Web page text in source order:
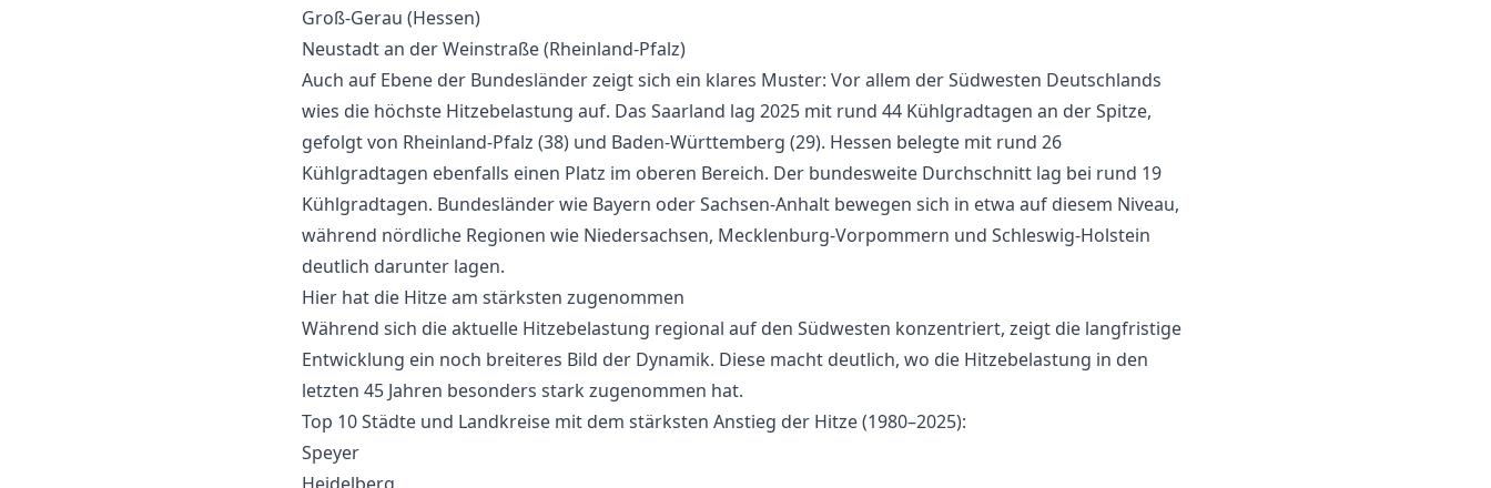
Groß-Gerau (Hessen)
Neustadt an der Weinstraße (Rheinland-Pfalz)
Auch auf Ebene der Bundesländer zeigt sich ein klares Muster: Vor allem der Südwesten Deutschlands
wies die höchste Hitzebelastung auf. Das Saarland lag 2025 mit rund 44 Kühlgradtagen an der Spitze,
gefolgt von Rheinland-Pfalz (38) und Baden-Württemberg (29). Hessen belegte mit rund 26
Kühlgradtagen ebenfalls einen Platz im oberen Bereich. Der bundesweite Durchschnitt lag bei rund 19
Kühlgradtagen. Bundesländer wie Bayern oder Sachsen-Anhalt bewegen sich in etwa auf diesem Niveau,
während nördliche Regionen wie Niedersachsen, Mecklenburg-Vorpommern und Schleswig-Holstein
deutlich darunter lagen.
Hier hat die Hitze am stärksten zugenommen
Während sich die aktuelle Hitzebelastung regional auf den Südwesten konzentriert, zeigt die langfristige
Entwicklung ein noch breiteres Bild der Dynamik. Diese macht deutlich, wo die Hitzebelastung in den
letzten 45 Jahren besonders stark zugenommen hat.
Top 10 Städte und Landkreise mit dem stärksten Anstieg der Hitze (1980–2025):
Speyer